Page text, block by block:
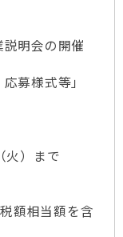
明会の開催
募様式等」
火）まで
額相当額を含